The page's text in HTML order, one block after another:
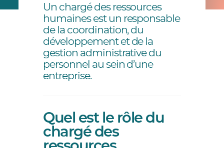
Un chargé des ressources
humaines est un responsable
de la coordination, du
développement et de la
gestion administrative du
personnel au sein d’une
entreprise.
Quel est le rôle du
chargé des